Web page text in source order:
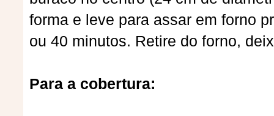
forma e leve para assar em forno
ou 40 minutos. Retire do forno,
Para a cobertura: